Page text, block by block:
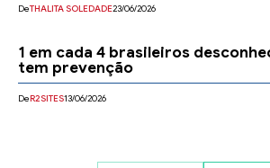
DeTHALITA SOLEDADE23/06/2026
1 em cada 4 brasileiros
tem prevenção
DeR2SITES13/06/2026